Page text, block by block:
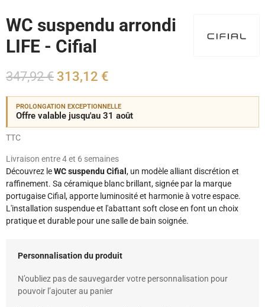
WC suspendu arrondi
LIFE - Cifial
347,92 € 313,12 €
PROLONGATION EXCEPTIONNELLE
Offre valable jusqu'au 31 août
TTC
Livraison entre 4 et 6 semaines
Découvrez leWC suspendu Cifial , un modèle alliant discrétion et
raffinement. Sa céramique blanc brillant, signée par la marque
portugaise Cifial, apporte luminosité et harmonie à votre espace.
L'installation suspendue et l'abattant soft close en font un choix
pratique et durable pour une salle de bain soignée.
Personnalisation du produit
N’oubliez pas de sauvegarder votre personnalisation pour
pouvoir l’ajouter au panier